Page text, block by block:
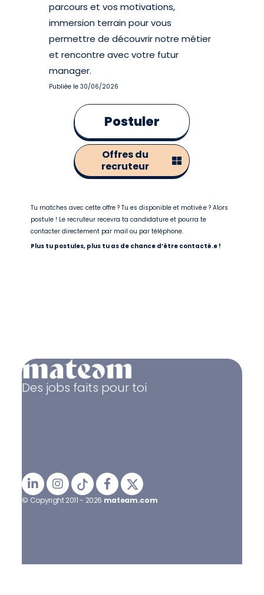
parcours et vos motivations,
immersion terrain pour vous
permettre de découvrir notre métier
et rencontre avec votre futur
manager.
Publiée le 30/06/2026
Postuler
Offres du
recruteur
Tu matches avec cette offre ? Tu es disponible et motivé.e ? Alors
postule ! Le recruteur recevra ta candidature et pourra te
contacter directement par mail ou par téléphone.
Plus tu postules, plus tu as de chance d’être contacté.e !
Des jobs faits pour toi
© Copyright 2011 - 2026 mateam.com